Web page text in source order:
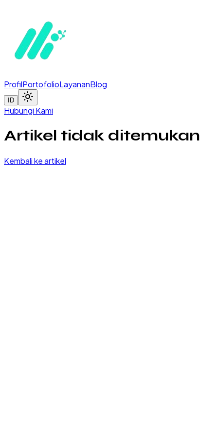
ProfilPortofolioLayananBlog
ID
Hubungi Kami
Artikel tidak ditemukan
Kembali ke artikel